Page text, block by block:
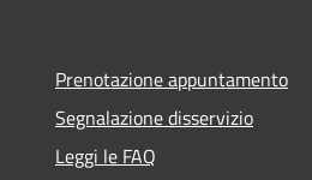
Prenotazione appuntamento
Segnalazione disservizio
Leggi le FAQ